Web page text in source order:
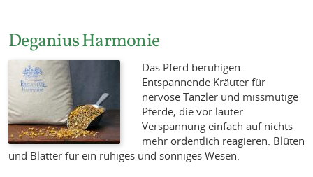
Deganius Harmonie
Das Pferd beruhigen.
Entspannende Kräuter für
nervöse Tänzler und missmutige
Pferde, die vor lauter
Verspannung einfach auf nichts
mehr ordentlich reagieren. Blüten
und Blätter für ein ruhiges und sonniges Wesen.